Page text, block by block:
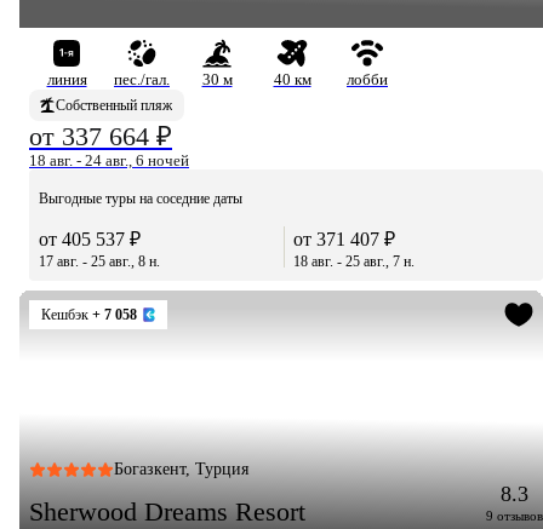
линия пес./гал. 30 м 40 км
лобби
Собственный пляж
от 337 664 ₽
18 авг. - 24 авг., 6 ночей
Выгодные туры на соседние даты
от 405 537 ₽
17 авг. - 25 авг., 8 н.
от 371 407 ₽
18 авг. - 25 авг., 7 н.
Кешбэк + 7 058
Богазкент, Турция
Sherwood Dreams Resort
8.3
9 отзывов